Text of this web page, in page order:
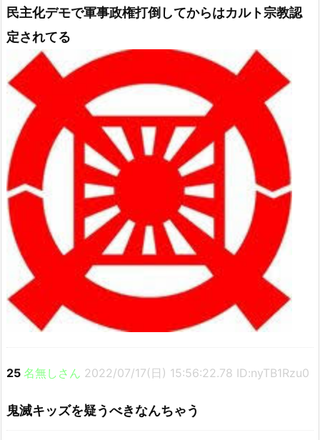
民主化デモで軍事政権打倒してからはカルト宗教認
定されてる
25 名無しさん 2022/07/17(日) 15:56:22.78 ID:nyTB1Rzu0
鬼滅キッズを疑うべきなんちゃう